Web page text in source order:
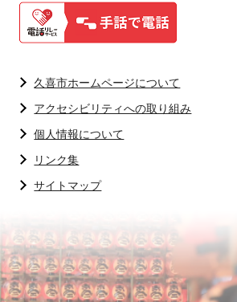
久喜市ホームページについて
アクセシビリティへの取り組み
個人情報について
リンク集
サイトマップ